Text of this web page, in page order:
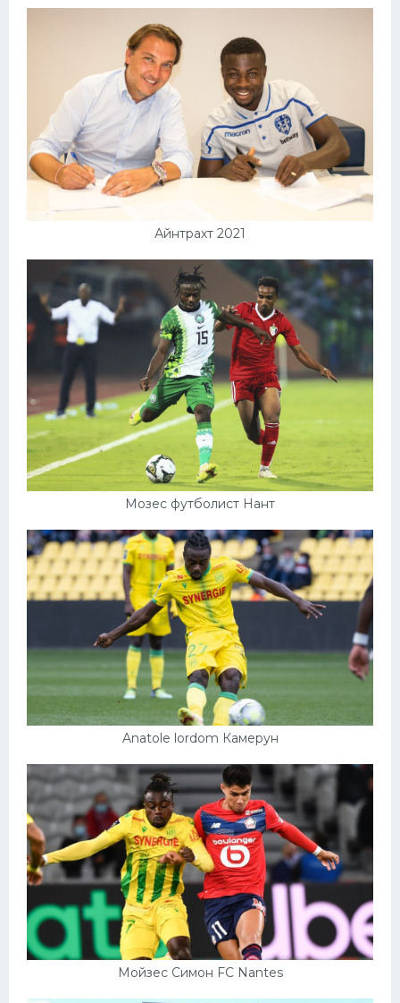
Айнтрахт 2021
Мозес футболист Нант
Anatole lordom Камерун
Мойзес Симон FC Nantes